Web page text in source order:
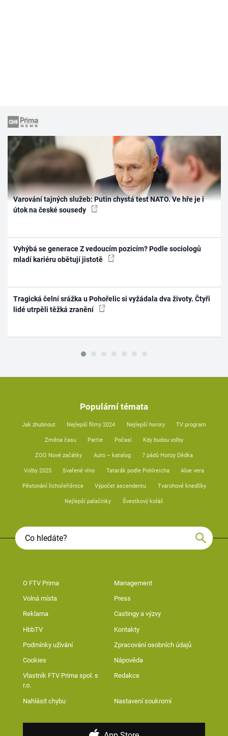
Varování tajných služeb: Putin chystá test NATO. Ve hře je i
útok na české sousedy
Vyhýbá se generace Z vedoucím pozicím? Podle sociologů
mladí kariéru obětují jistotě
Tragická čelní srážka u Pohořelic si vyžádala dva životy. Čtyři
lidé utrpěli těžká zranění
Populární témata
Jak zhubnout Nejlepší filmy 2024 Nejlepší horory TV program
Změna času Partie Počasí Kdy budou volby
ZOO Nové začátky Auto – katalog 7 pádů Honzy Dědka
Volby 2025 Svařené víno Tatarák podle Pohlreicha Aloe vera
Pěstování lichořeřišnice Výpočet ascendentu Tvarohové knedlíky
Nejlepší palačinky Švestkový koláč
O FTV Prima Management
Volná místa Press
Reklama Castingy a výzvy
HbbTV Kontakty
Podmínky užívání Zpracování osobních údajů
Cookies Nápověda
Vlastník FTV Prima spol. s
r.o.
Redakce
Nahlásit chybu Nastavení soukromí